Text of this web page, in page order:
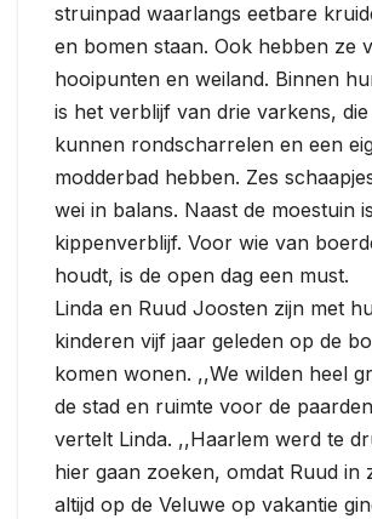
struinpad waarlangs eetbare
en bomen staan. Ook hebben ze
hooipunten en weiland. Binnen
is het verblijf van drie varkens,
kunnen rondscharrelen en een
modderbad hebben. Zes
wei in balans. Naast de moestuin
kippenverblijf. Voor wie van
houdt, is de open dag een must.
Linda en Ruud Joosten zijn met
kinderen vijf jaar geleden op de
komen wonen. ,,We wilden heel
de stad en ruimte voor de
vertelt Linda. ,,Haarlem werd te
hier gaan zoeken, omdat Ruud in
altijd op de Veluwe op vakantie